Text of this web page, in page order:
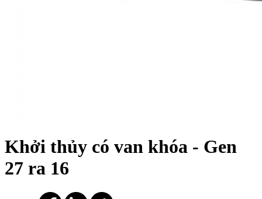
Khởi thủy có van khóa - Gen
27 ra 16